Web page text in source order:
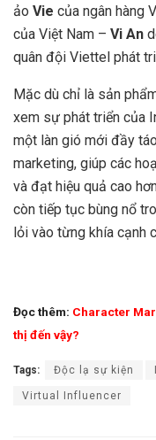
ảo Vie của ngân hàng
của Việt Nam – Vi An
quân đội Viettel phát
Mặc dù chỉ là sản
xem sự phát triển của
một làn gió mới đầy
marketing, giúp các
và đạt hiệu quả cao
còn tiếp tục bùng nổ
lỏi vào từng khía cạnh
Đọc thêm: Character
thị đến vậy?
Tags: Độc lạ sự kiện
Virtual Influencer